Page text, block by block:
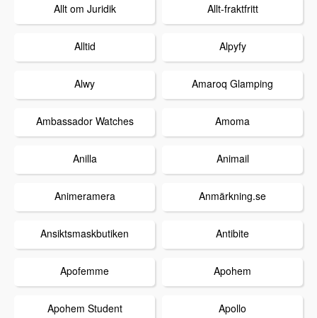
Allt om Juridik Allt-fraktfritt
Alltid Alpyfy
Alwy Amaroq Glamping
Ambassador Watches Amoma
Anilla Animail
Animeramera Anmärkning.se
Ansiktsmaskbutiken Antibite
Apofemme Apohem
Apohem Student Apollo